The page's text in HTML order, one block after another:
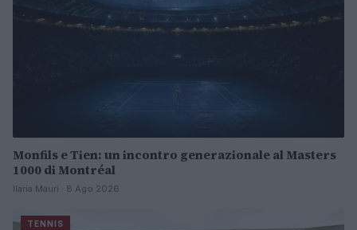
Monfils e Tien: un incontro generazionale al Masters
1000 di Montréal
Ilaria Mauri · 8 Ago 2026
TENNIS